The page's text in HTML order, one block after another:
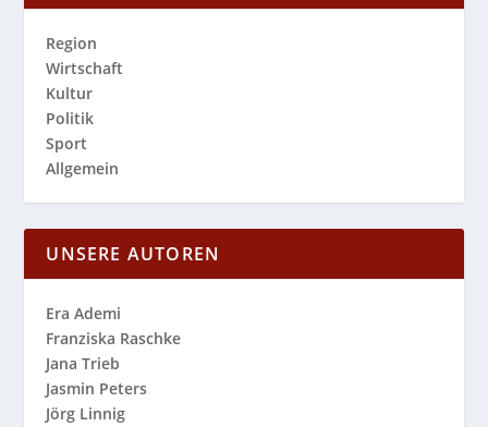
Region
Wirtschaft
Kultur
Politik
Sport
Allgemein
UNSERE AUTOREN
Era Ademi
Franziska Raschke
Jana Trieb
Jasmin Peters
Jörg Linnig